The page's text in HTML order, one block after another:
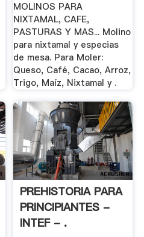
MOLINOS PARA
NIXTAMAL, CAFE,
PASTURAS Y MAS... Molino
para nixtamal y especias
de mesa. Para Moler:
Queso, Café, Cacao, Arroz,
Trigo, Maíz, Nixtamal y .
PREHISTORIA PARA
PRINCIPIANTES -
INTEF - .